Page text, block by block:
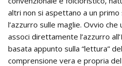
altri non si aspettano a un
l’azzurro sulle maglie. Ovvio
associ direttamente l’azzurro
basata appunto sulla “lettura”
comprensione vera e propria